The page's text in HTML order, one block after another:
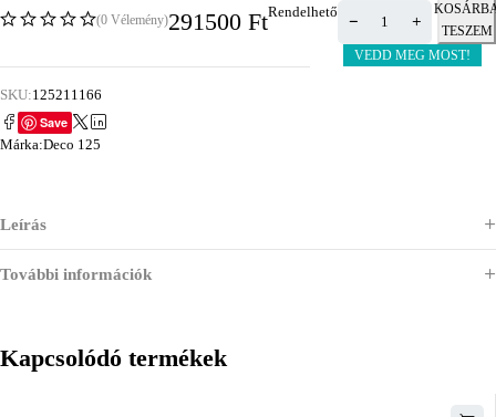
(0 Vélemény)291500 FtRendelhető
TESZEM
VEDD MEG MOST!
SKU:125211166
Save
Márka:Deco 125
Leírás
További információk
Kapcsolódó termékek